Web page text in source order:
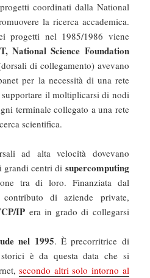
coordinati dalla National
la ricerca accademica.
progetti nel 1985/1986 viene
National Science Foundation
di collegamento) avevano
per la necessità di una rete
il moltiplicarsi di nodi
terminale collegato a una rete
scientifica.
ad alta velocità dovevano
grandi centri di supercomputing
tra di loro. Finanziata dal
di aziende private,
IP era in grado di collegarsi
nel 1995. È precorritrice di
è da questa data che si
secondo altri solo intorno al